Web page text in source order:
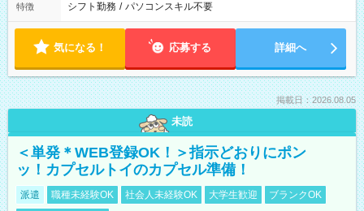
特徴 シフト勤務 / パソコンスキル不要
気になる！ 応募する 詳細へ
掲載日：2026.08.05
未読
＜単発＊WEB登録OK！＞指示どおりにポン
ッ！カプセルトイのカプセル準備！
派遣 職種未経験OK 社会人未経験OK 大学生歓迎
ブランクOK